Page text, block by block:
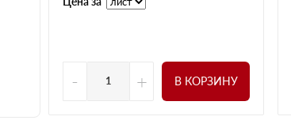
- + В КОРЗИНУ